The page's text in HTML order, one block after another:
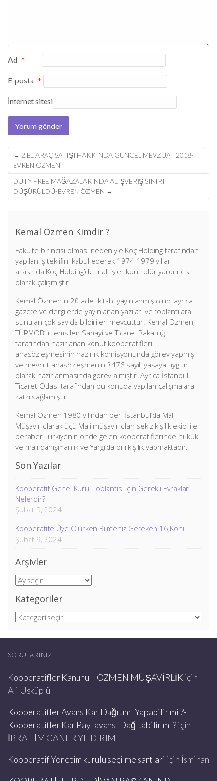
Ad *
E-posta *
İnternet sitesi
Post
navigation
← 2.EL ARAÇ SATIŞI HAKKINDA GÜNCEL MEVZUAT 2018-
EVREN ÖZMEN
DUTY FREE MAĞAZALARINDA ALIŞVERİŞ SINIRI
DÜŞÜRÜLDÜ-EVREN ÖZMEN →
Kemal Özmen Kimdir ?
Fakülte birincisi olması nedeniyle Koç Holding tarafından
yapılan iş teklifini kabul ederek 1974-1979 yılları
arasında Koç Holding’de mali işler kontrolör yardımcısı
olarak çalışmıştır.
Kemal Özmen’in 20 adet kitabı yayınlanmış olup, ayrıca
gazete ve dergilerde yayınlanan yazıları ve toplantılara
sunulan çok sayıda bildirileri mevcuttur. Kemal Özmen,
TÜRMOB’u temsilen Sanayi ve Ticaret Bakanlığı
tarafından hazırlanan konut kooperatifleri
anasözleşmesinin hazırlık komisyonunda görev yapmış
ve mevcut anasözleşmenin 3476 sayılı yasaya uygun
olarak hazırlanmasında görev almıştır. Ayrıca İstanbul
Ticaret Odası tarafından bu konuda yapılan çalışmalara
katkı sağlamıştır.
Kemal Özmen 1980 yılından beri İstanbul’da Mali
Müşavir olarak üçü Mali müşavir olan sekiz kişilik ekibi ile
beraber Türkiyenin önde gelen kooperatiflerinde hukuki
ve mali danışmanlık ve Yargı’da bilirkişilik yapmaktadır.
Son Yazılar
Kooperatif Genel Kurul Toplantısı için Gerekli Evraklar
Nelerdir?
Şubat 9, 2024
Kooperatife Üye Olurken Bilmeniz Gereken 16 Konu
Şubat 9, 2024
Arşivler
Arşivler
Kategoriler
Kategoriler
SORULARINIZ
Kooperatifler Kanunu – ÖZMEN MÜŞAVİRLİK için
Ali Üsküplü
Kooperatifler Avans Kar Dağıtımı Yapabilir mi ?-
Kooperatifler Kar Payı avansı Dağıtabilir mi ?için
İBRAHİM CANER YILDIRIM
Kooperatif Yonetim kurulu seçilme sartlari için İsmihan